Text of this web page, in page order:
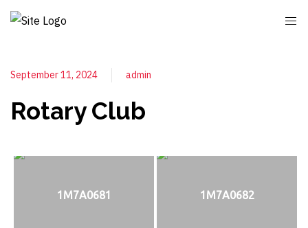
September 11, 2024 admin
Rotary Club
1M7A0681 1M7A0682